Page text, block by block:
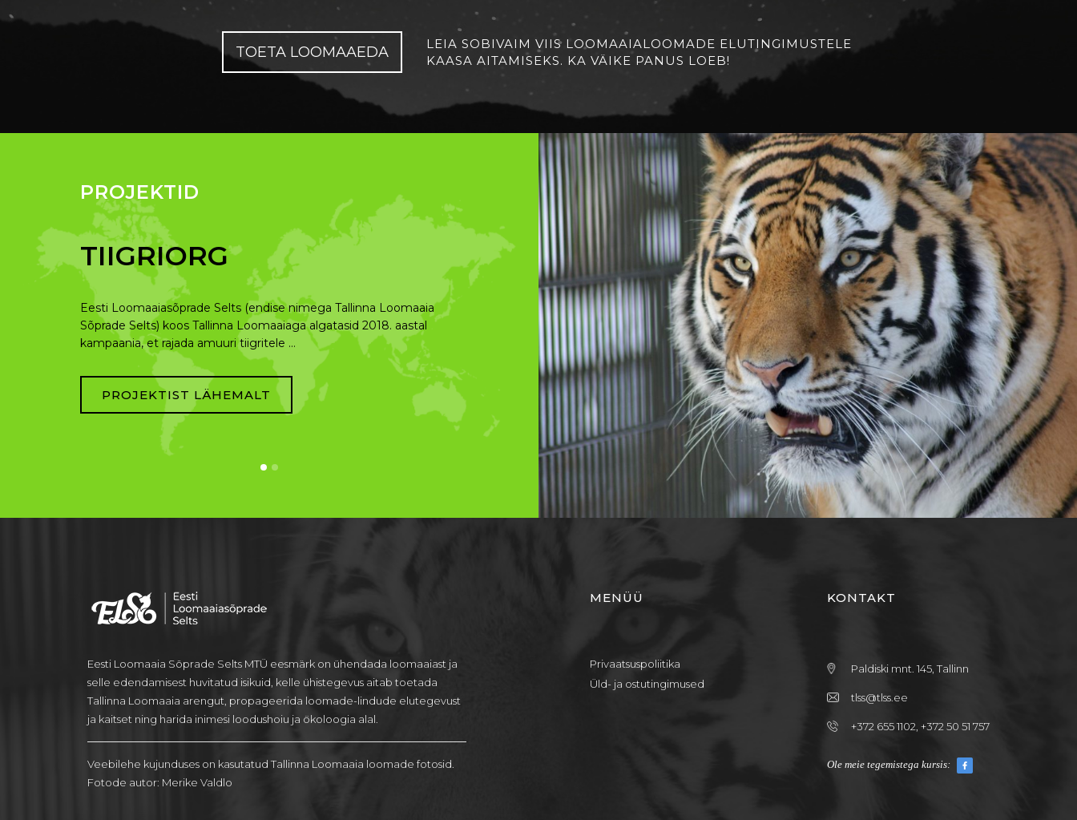
TOETA LOOMAAEDA
LEIA SOBIVAIM VIIS LOOMAAIALOOMADE ELUTINGIMUSTELE
KAASA AITAMISEKS. KA VÄIKE PANUS LOEB!
PROJEKTID
JÄÄKARU UUS KODU
Projekti “Jääkaru uus kodu” algatasid Veronika Padar ja Olivia
Luggenberg, kes tutvusid 2012. aasta sügisel jääkarude puuri ees.
Nende mõlema …
PROJEKTIST LÄHEMALT
Eesti Loomaaia Sõprade Selts MTÜ eesmärk on ühendada loomaaiast ja
selle edendamisest huvitatud isikuid, kelle ühistegevus aitab toetada
Tallinna Loomaaia arengut, propageerida loomade-lindude elutegevust
ja kaitset ning harida inimesi loodushoiu ja ökoloogia alal.
Veebilehe kujunduses on kasutatud Tallinna Loomaaia loomade fotosid.
Fotode autor: Merike Valdlo
MENÜÜ
Privaatsuspoliitika
Üld- ja ostutingimused
KONTAKT
Paldiski mnt. 145, Tallinn
tlss@tlss.ee
+372 655 1102, +372 50 51 757
Ole meie tegemistega kursis: